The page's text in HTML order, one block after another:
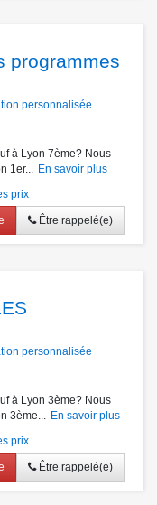
programmes
personnalisée
à Lyon 7ème? Nous
1er...
En savoir plus
prix
Être rappelé(e)
personnalisée
à Lyon 3ème? Nous
3ème...
En savoir plus
prix
Être rappelé(e)